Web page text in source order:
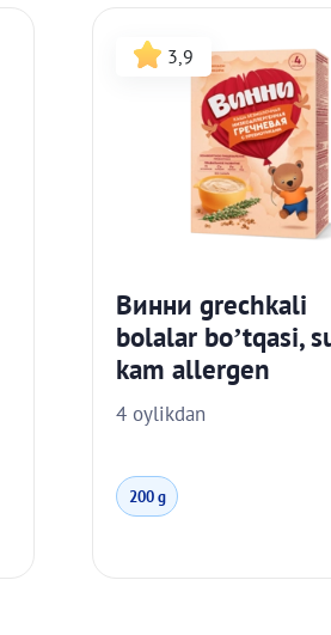
3,9
Винни grechkali
bolalar bo’tqasi,
kam allergen
4 oylikdan
200 g